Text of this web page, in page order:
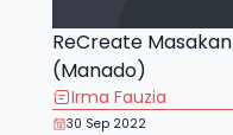
ReCreate
(Manado)
Irma Fauzia
30 Sep 2022